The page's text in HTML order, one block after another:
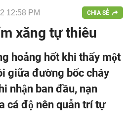
12:58 PM CHIA SẺ
xăng tự thiêu
hoảng hốt khi thấy một
giữa đường bốc cháy
nhận ban đầu, nạn
cá độ nên quẫn trí tự